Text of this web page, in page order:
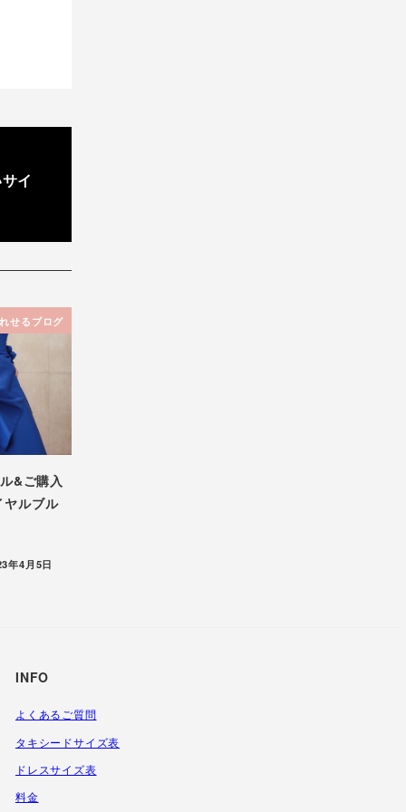
イ
せるブログ
&ご購入
ルブル
日
年4月5日
INFO
よくあるご質問
タキシードサイズ表
ドレスサイズ表
料金